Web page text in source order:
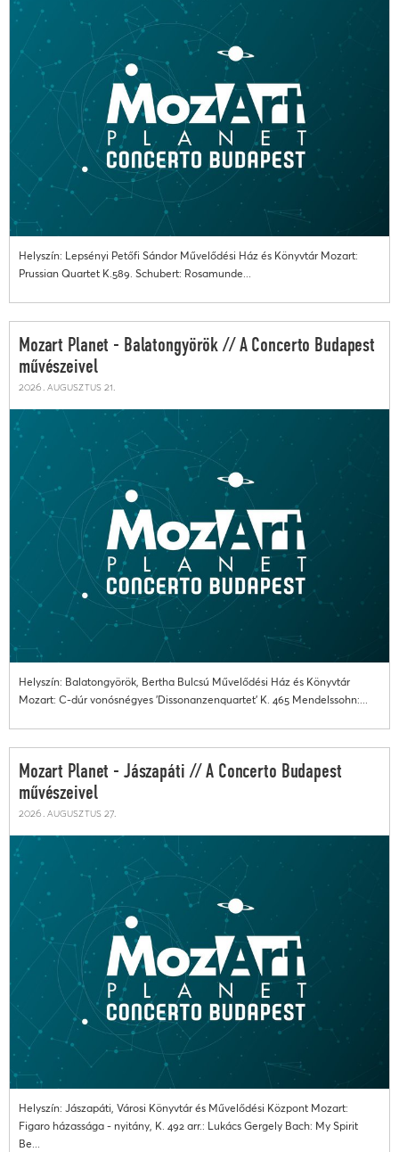
Helyszín: Lepsényi Petőfi Sándor Művelődési Ház és Könyvtár Mozart:
Prussian Quartet K.589. Schubert: Rosamunde...
Mozart Planet - Balatongyörök // A Concerto Budapest
művészeivel
2026. augusztus 21.
Helyszín: Balatongyörök, Bertha Bulcsú Művelődési Ház és Könyvtár
Mozart: C-dúr vonósnégyes 'Dissonanzenquartet' K. 465 Mendelssohn:...
Mozart Planet - Jászapáti // A Concerto Budapest
művészeivel
2026. augusztus 27.
Helyszín: Jászapáti, Városi Könyvtár és Művelődési Központ Mozart:
Figaro házassága - nyitány, K. 492 arr.: Lukács Gergely Bach: My Spirit
Be...